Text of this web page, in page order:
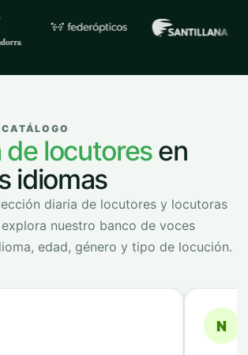
organizaciones con las
de locutoresen
idiomas
diaria de locutores y locutoras
nuestro banco de voces
edad, género y tipo de locución.
N